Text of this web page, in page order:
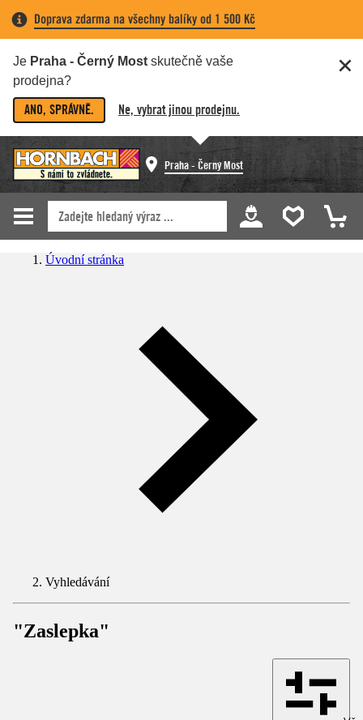
Doprava zdarma na všechny balíky od 1 500 Kč
Je Praha - Černý Most skutečně vaše
prodejna?
ANO, SPRÁVNĚ. Ne, vybrat jinou prodejnu.
Praha - Černý Most
Úvodní stránka
Vyhledávání
"Zaslepka"